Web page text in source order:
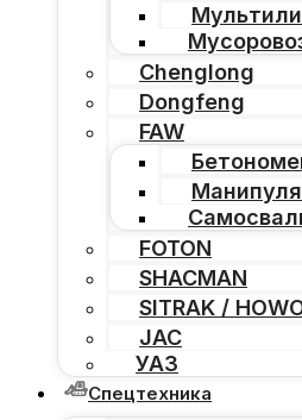
Chenglong
Dongfeng
FAW
FOTON
SHACMAN
SITRAK /
JAC
УАЗ
Спецтехника